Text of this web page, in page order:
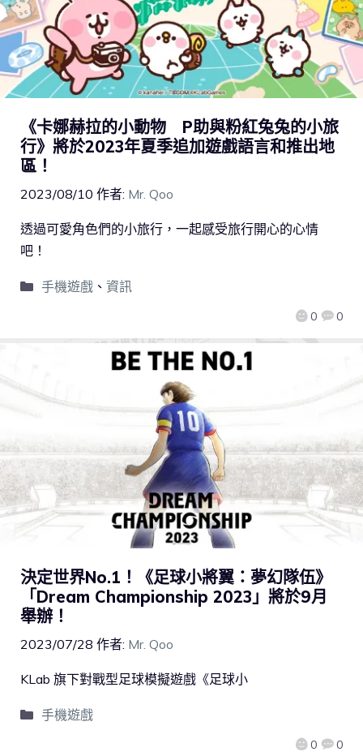
《卡娜赫拉的小動物 P助與粉紅兔兔的小旅
行》將於2023年夏季追加遊戲語言和推出地
區！
2023/08/10 作者: Mr. Qoo
0 0
透過可愛角色們的小旅行，一起感受旅行開心的心情
吧！
手機遊戲、 資訊
決定世界No.1！《足球小將翼：夢幻隊伍》
「Dream Championship 2023」將於9月
舉辦！
2023/07/28 作者: Mr. Qoo
0 0
KLab 旗下對戰型足球模擬遊戲《足球小
手機遊戲